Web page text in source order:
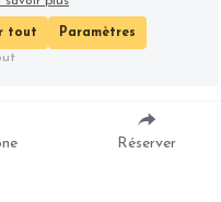
Réserver
tout
Paramètres